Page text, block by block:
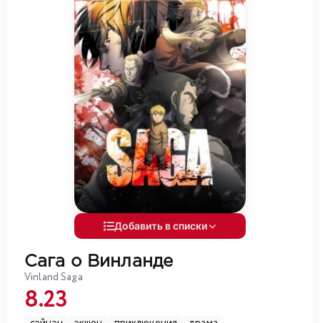
Добавить в списки
Сага о Винланде
Vinland Saga
8.23